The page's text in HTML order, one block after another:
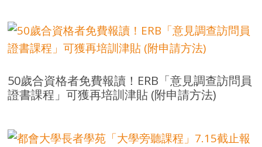
50歲合資格者免費報讀！ERB「意見調查訪問員
證書課程」可獲再培訓津貼 (附申請方法)